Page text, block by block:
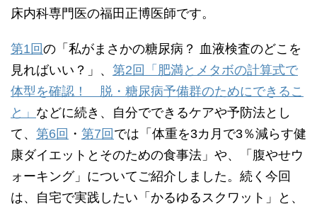
床内科専門医の福田正博医師です。
第1回の「私がまさかの糖尿病？ 血液検査のどこを
見ればいい？」、 第2回「肥満とメタボの計算式で
体型を確認！ 脱・糖尿病予備群のためにできるこ
と」 などに続き、自分でできるケアや予防法とし
て、 第6回 ・ 第7回 では「体重を3カ月で3％減らす健
康ダイエットとそのための食事法」や、「腹やせウ
ォーキング」についてご紹介しました。続く今回
は、自宅で実践したい「かるゆるスクワット」と、